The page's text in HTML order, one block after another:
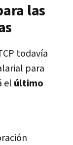
las
todavía
para
el último